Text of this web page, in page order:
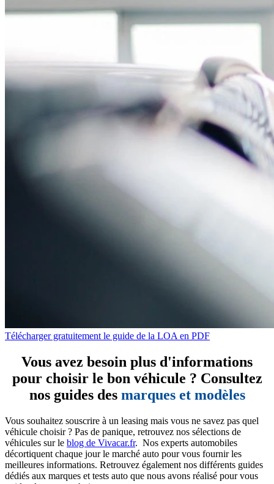
Télécharger gratuitement le guide de la LOA en PDF
Vous avez besoin plus d'informations
pour choisir le bon véhicule ? Consultez
nos guides des marques et modèles
Vous souhaitez souscrire à un leasing mais vous ne savez pas quel
véhicule choisir ? Pas de panique, retrouvez nos sélections de
véhicules sur le blog de Vivacar.fr. Nos experts automobiles
décortiquent chaque jour le marché auto pour vous fournir les
meilleures informations. Retrouvez également nos différents guides
dédiés aux marques et tests auto que nous avons réalisé pour vous